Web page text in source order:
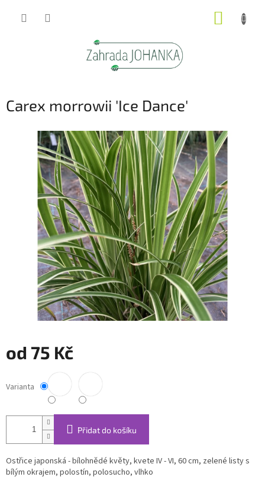
Carex morrowii 'Ice Dance'
od 75 Kč
cena:
Varianta
Přidat do košíku
Ostřice japonská - bílohnědé květy, kvete IV - VI, 60 cm, zelené listy s
bílým okrajem, polostín, polosucho, vlhko